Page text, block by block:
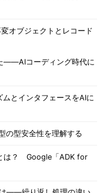
オブジェクトとレコード
――AIコーディング時代に
とインタフェースをAIに
の型安全性を理解する
は？ Google「ADK for